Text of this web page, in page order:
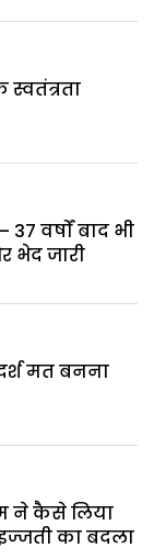
वर्षों बाद भी
भेद जारी
मत बनना
ने कैसे लिया
का बदला